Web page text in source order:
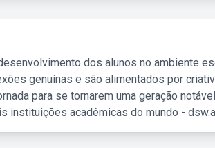
dos alunos no ambiente
genuínas e são alimentados por
para se tornarem uma geração
instituições acadêmicas do mundo -